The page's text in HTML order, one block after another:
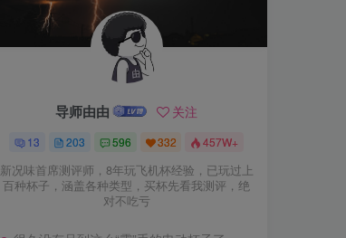
第五：没有变粘的，我不换，没有变粘，那说明它大限没到，我换它干嘛？
导师由由 关注
13 203 596 332 457W+
新况味首席测评师，8年玩飞机杯经验，已玩过上
百种杯子，涵盖各种类型，买杯先看我测评，绝
对不吃亏